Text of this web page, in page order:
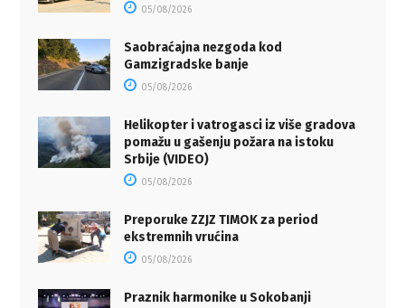
05/08/2026
Saobraćajna nezgoda kod
Gamzigradske banje
05/08/2026
Helikopter i vatrogasci iz više gradova
pomažu u gašenju požara na istoku
Srbije (VIDEO)
05/08/2026
Preporuke ZZJZ TIMOK za period
ekstremnih vrućina
05/08/2026
Praznik harmonike u Sokobanji